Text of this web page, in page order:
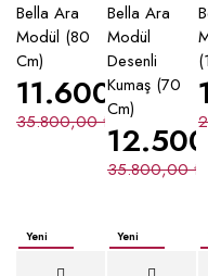
Bella Ara
Modül (80
Cm)
35.800,00₺
11.600,00₺
Bella Ara
Modül
Desenli
Kumaş (70
Cm)
35.800,00₺
Yeni
Yeni